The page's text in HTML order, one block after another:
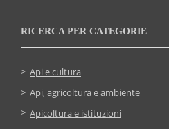
RICERCA PER CATEGORIE
Api e cultura
Api, agricoltura e ambiente
Apicoltura e istituzioni